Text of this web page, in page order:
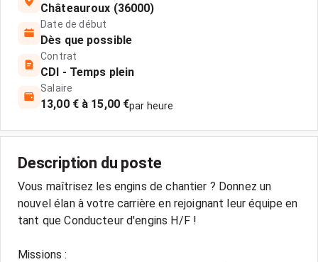
Châteauroux (36000)
Date de début
Dès que possible
Contrat
CDI - Temps plein
Salaire
13,00 € à 15,00 €par heure
Description du poste
Vous maîtrisez les engins de chantier ? Donnez un
nouvel élan à votre carrière en rejoignant leur équipe en
tant que Conducteur d'engins H/F !
Missions :